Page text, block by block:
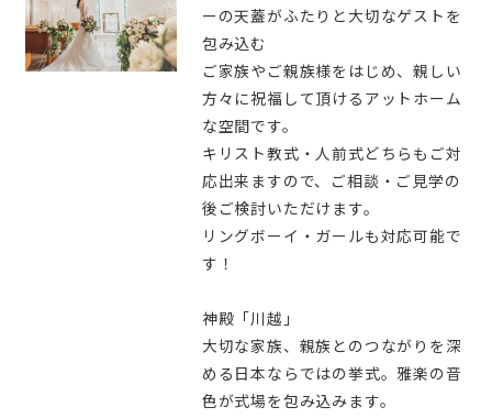
ーの天蓋がふたりと大切なゲストを
包み込む
ご家族やご親族様をはじめ、親しい
方々に祝福して頂けるアットホーム
な空間です。
キリスト教式・人前式どちらもご対
応出来ますので、ご相談・ご見学の
後ご検討いただけます。
リングボーイ・ガールも対応可能で
す！
神殿「川越」
大切な家族、親族とのつながりを深
める日本ならではの挙式。雅楽の音
色が式場を包み込みます。